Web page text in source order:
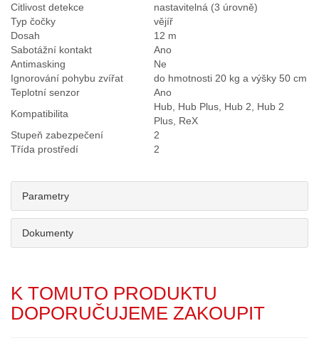
Citlivost detekce
nastavitelná (3 úrovně)
Typ čočky
vějíř
Dosah
12 m
Sabotážní kontakt
Ano
Antimasking
Ne
Ignorování pohybu zvířat
do hmotnosti 20 kg a výšky 50 cm
Teplotní senzor
Ano
Kompatibilita
Hub, Hub Plus, Hub 2, Hub 2
Plus, ReX
Stupeň zabezpečení
2
Třída prostředí
2
Parametry
Dokumenty
K TOMUTO PRODUKTU
DOPORUČUJEME ZAKOUPIT